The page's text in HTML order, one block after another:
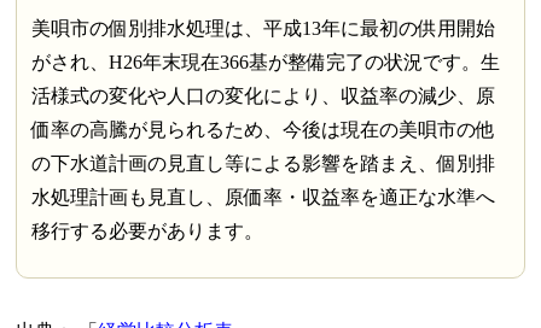
美唄市の個別排水処理は、平成13年に最初の供用開始
がされ、H26年末現在366基が整備完了の状況です。生
活様式の変化や人口の変化により、収益率の減少、原
価率の高騰が見られるため、今後は現在の美唄市の他
の下水道計画の見直し等による影響を踏まえ、個別排
水処理計画も見直し、原価率・収益率を適正な水準へ
移行する必要があります。